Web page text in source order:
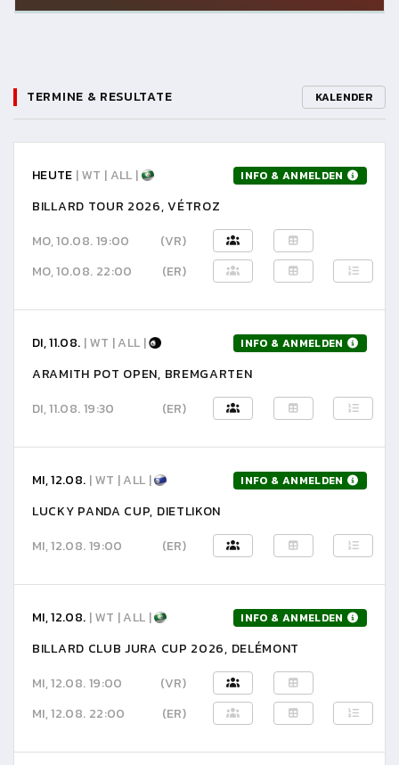
TERMINE & RESULTATE KALENDER
HEUTE | WT | ALL | INFO & ANMELDEN
BILLARD TOUR 2026, VÉTROZ
MO, 10.08. 19:00
(VR)
MO, 10.08. 22:00
(ER)
DI, 11.08. | WT | ALL | INFO & ANMELDEN
ARAMITH POT OPEN, BREMGARTEN
DI, 11.08. 19:30
(ER)
MI, 12.08. | WT | ALL | INFO & ANMELDEN
LUCKY PANDA CUP, DIETLIKON
MI, 12.08. 19:00
(ER)
MI, 12.08. | WT | ALL | INFO & ANMELDEN
BILLARD CLUB JURA CUP 2026, DELÉMONT
MI, 12.08. 19:00
(VR)
MI, 12.08. 22:00
(ER)